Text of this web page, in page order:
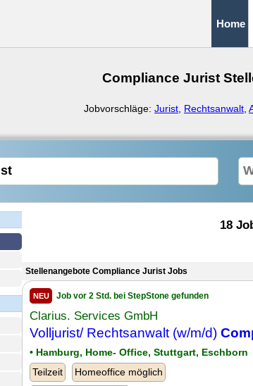
Home
Compliance Jurist
Jobvorschläge: Jurist Rechtsanwalt
18
Stellenangebote Compliance Jurist Jobs
NEU Job vor 2 Std. bei StepStone gefunden
Clarius. Services GmbH
Volljurist/ Rechtsanwalt (w/m/d)
• Hamburg, Home- Office, Stuttgart, Eschborn
Teilzeit
Homeoffice möglich